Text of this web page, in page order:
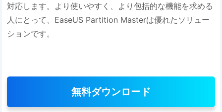
対応します。より使いやすく、より包括的な機能を求める
人にとって、EaseUS Partition Masterは優れたソリュー
ションです。
無料ダウンロード